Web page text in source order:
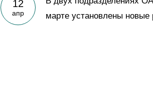
Пресс-центр
12
апр
марте установлены новые